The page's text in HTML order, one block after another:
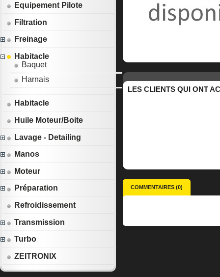
Equipement Pilote
Filtration
Freinage
Habitacle
Baquet
Harnais
Habitacle
Huile Moteur/Boite
Lavage - Detailing
Manos
Moteur
Préparation
Refroidissement
Transmission
Turbo
ZEITRONIX
LES CLIENTS QUI ONT
COMMENTAIRES (0)